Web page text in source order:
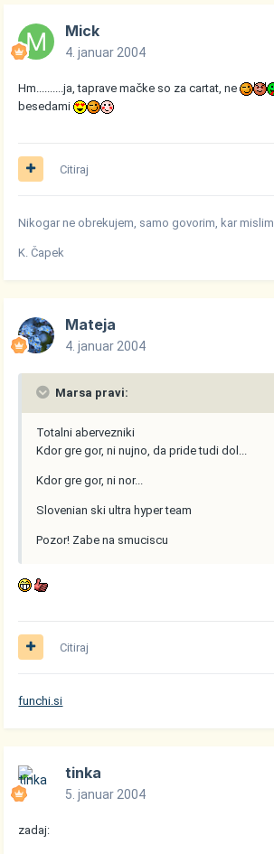
Mick
4. januar 2004
Hm..........ja, taprave mačke so za cartat, ne
besedami
Citiraj
Nikogar ne obrekujem, samo govorim, kar mislim.
K. Čapek
Mateja
4. januar 2004
Marsa pravi:
Totalni abervezniki
Kdor gre gor, ni nujno, da pride tudi dol...
Kdor gre gor, ni nor...
Slovenian ski ultra hyper team
Pozor! Zabe na smuciscu
Citiraj
funchi.si
tinka
5. januar 2004
zadaj: